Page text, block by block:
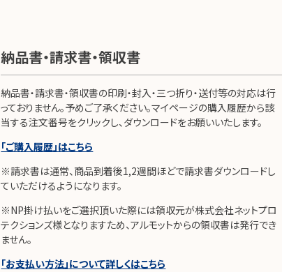
納品書・請求書・領収書
納品書・請求書・領収書の印刷・封入・三つ折り・送付等の対応は行
っておりません。予めご了承ください。マイページの購入履歴から該
当する注文番号をクリックし、ダウンロードをお願いいたします。
「ご購入履歴」はこちら
※請求書は通常、商品到着後1,2週間ほどで請求書ダウンロードし
ていただけるようになります。
※NP掛け払いをご選択頂いた際には領収元が株式会社ネットプロ
テクションズ様となりますため、アルモットからの領収書は発行でき
ません。
「お支払い方法」について詳しくはこちら